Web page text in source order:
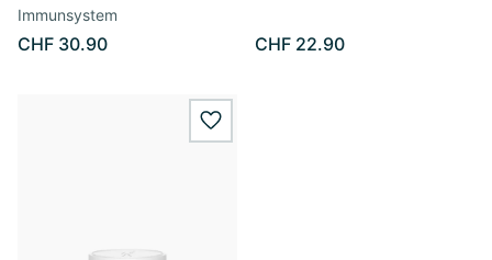
Immunsystem
CHF 30.90 CHF 22.90
wishlist.add